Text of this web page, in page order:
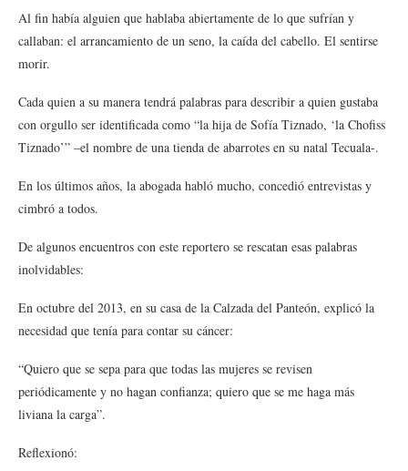
Al fin había alguien que hablaba abiertamente de lo que sufrían y
callaban: el arrancamiento de un seno, la caída del cabello. El sentirse
morir.
Cada quien a su manera tendrá palabras para describir a quien gustaba
con orgullo ser identificada como “la hija de Sofía Tiznado, ‘la Chofiss
Tiznado’” –el nombre de una tienda de abarrotes en su natal Tecuala-.
En los últimos años, la abogada habló mucho, concedió entrevistas y
cimbró a todos.
De algunos encuentros con este reportero se rescatan esas palabras
inolvidables:
En octubre del 2013, en su casa de la Calzada del Panteón, explicó la
necesidad que tenía para contar su cáncer:
“Quiero que se sepa para que todas las mujeres se revisen
periódicamente y no hagan confianza; quiero que se me haga más
liviana la carga”.
Reflexionó: